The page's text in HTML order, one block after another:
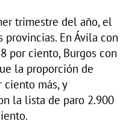
trimestre del año, el
En Ávila con
por ciento, Burgos con
la proporción de
ciento más, y
la lista de paro 2.900